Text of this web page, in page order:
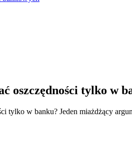
oszczędności tylko w